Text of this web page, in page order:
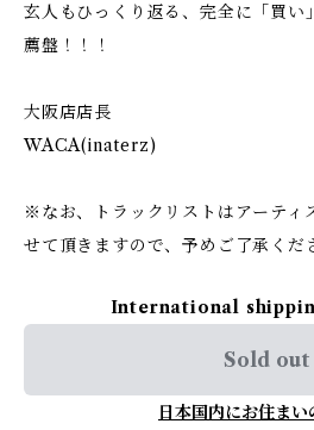
玄人もひっくり返る、完全に「買い
薦盤！！！
大阪店店長
WACA(inaterz)
※なお、トラックリストはアーティ
せて頂きますので、予めご了承くだ
International
Sold out
日本国内にお住まい